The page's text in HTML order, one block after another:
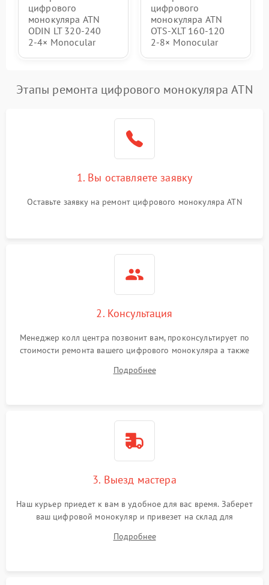
цифрового
монокуляра ATN
ODIN LT 320‑240
2‑4× Monocular
цифрового
монокуляра ATN
OTS‑XLT 160‑120
2‑8× Monocular
Этапы ремонта цифрового монокуляра ATN
1. Вы оставляете заявку
Оставьте заявку на ремонт цифрового монокуляра ATN
2. Консультация
Менеджер колл центра позвонит вам, проконсультирует по
стоимости ремонта вашего цифрового монокуляра а также
Подробнее
3. Выезд мастера
Наш курьер приедет к вам в удобное для вас время. Заберет
ваш цифровой монокуляр и привезет на склад для
Подробнее